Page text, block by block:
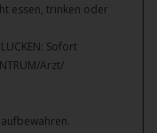
essen, trinken oder
Sofort
Arzt/